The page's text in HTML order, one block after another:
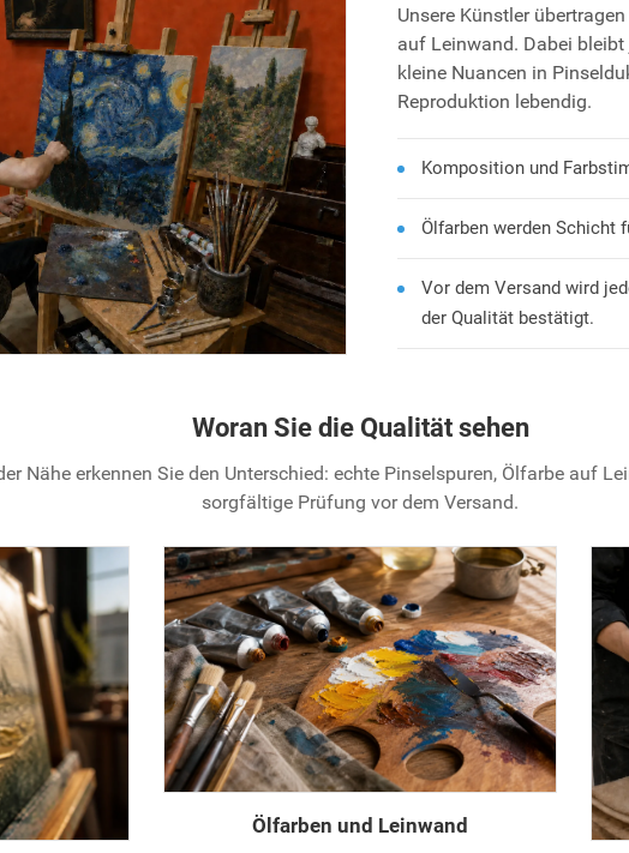
Unsere Künstler
auf Leinwand. Dabei
kleine Nuancen in
Reproduktion lebendig.
Komposition und
Ölfarben werden Schicht
Vor dem Versand wird
der Qualität bestätigt.
Woran Sie die Qualität sehen
Nähe erkennen Sie den Unterschied: echte Pinselspuren, Ölfarbe auf
sorgfältige Prüfung vor dem Versand.
Ölfarben und Leinwand